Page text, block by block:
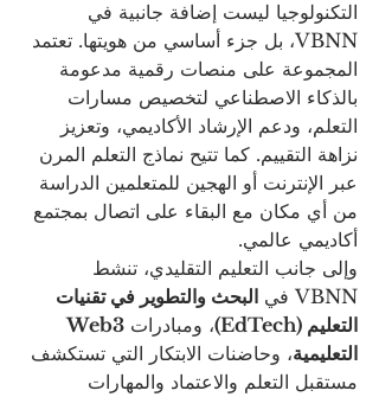
التكنولوجيا ليست إضافة جانبية في
VBNN، بل جزء أساسي من هويتها. تعتمد
المجموعة على منصات رقمية مدعومة
بالذكاء الاصطناعي لتخصيص مسارات
التعلم، ودعم الإرشاد الأكاديمي، وتعزيز
نزاهة التقييم. كما تتيح نماذج التعلم المرن
عبر الإنترنت أو الهجين للمتعلمين الدراسة
من أي مكان مع البقاء على اتصال بمجتمع
أكاديمي عالمي.
وإلى جانب التعليم التقليدي، تنشط
VBNN في
البحث والتطوير في تقنيات
التعليم (EdTech)
، ومبادرات
Web3
التعليمية، وحاضنات الابتكار التي تستكشف
مستقبل التعلم والاعتماد والمهارات